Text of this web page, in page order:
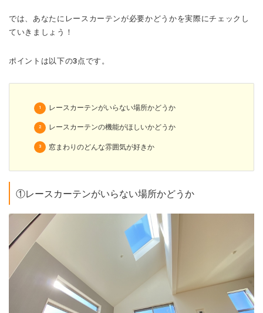
では、あなたにレースカーテンが必要かどうかを実際にチェックし
ていきましょう！
ポイントは以下の3点です。
レースカーテンがいらない場所かどうか
レースカーテンの機能がほしいかどうか
窓まわりのどんな雰囲気が好きか
①レースカーテンがいらない場所かどうか